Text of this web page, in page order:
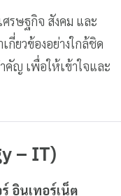
รษฐกิจ สังคม และ
ยวข้องอย่างใกล้ชิด
ญ เพื่อให้เข้าใจและ
– IT)
อินเทอร์เน็ต